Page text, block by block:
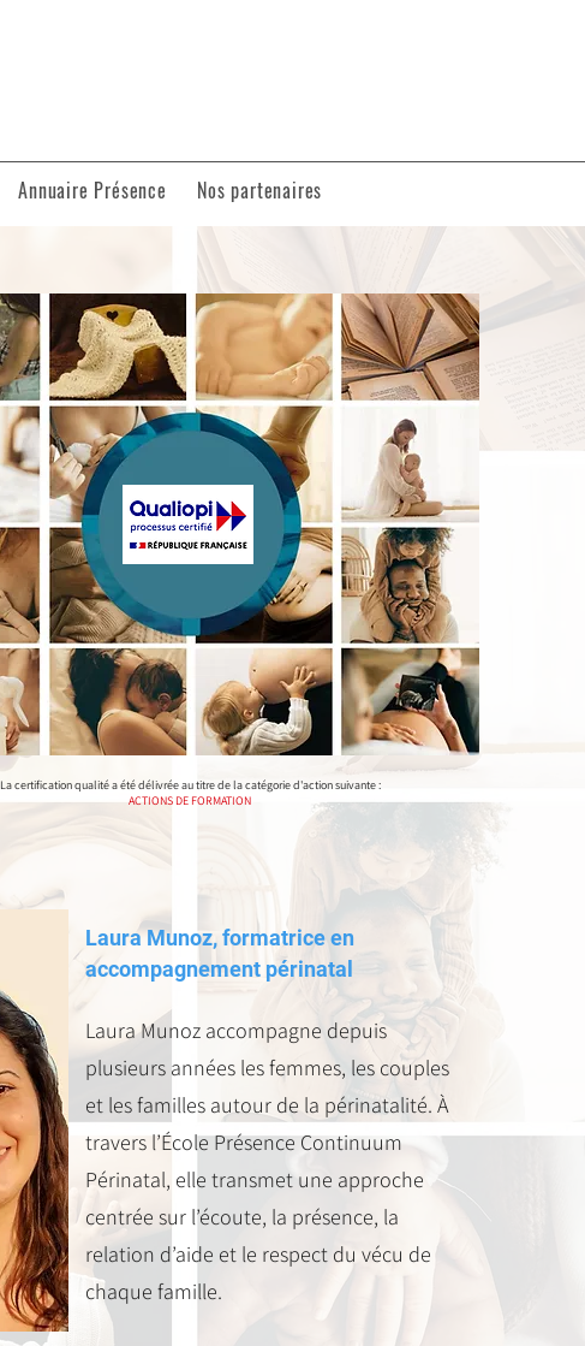
Annuaire Présence Nos partenaires
La certification qualité a été délivrée au titre de la catégorie d'action suivante :
ACTIONS DE FORMATION
Laura Munoz, formatrice en
accompagnement périnatal
Laura Munoz accompagne depuis
plusieurs années les femmes, les couples
et les familles autour de la périnatalité. À
travers l’École Présence Continuum
Périnatal, elle transmet une approche
centrée sur l’écoute, la présence, la
relation d’aide et le respect du vécu de
chaque famille.